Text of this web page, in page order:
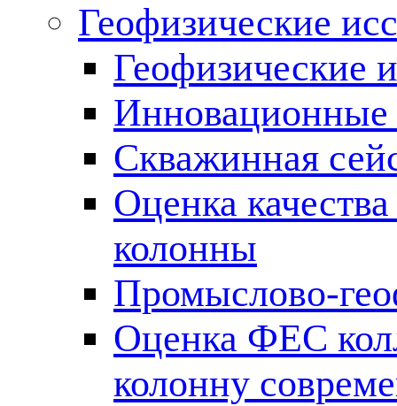
Геофизические
Геофизические
Инновационные
Скважинная
Оценка
колонны
Промыслово-
Оценка ФЕС
колонну